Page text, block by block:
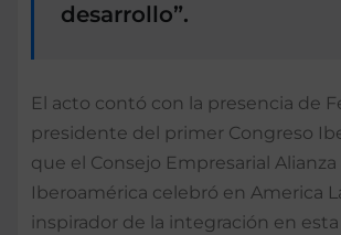
desarrollo”.
El acto contó con la presencia de
presidente del primer Congreso
que el Consejo Empresarial Alianza
Iberoamérica celebró en America
inspirador de la integración en